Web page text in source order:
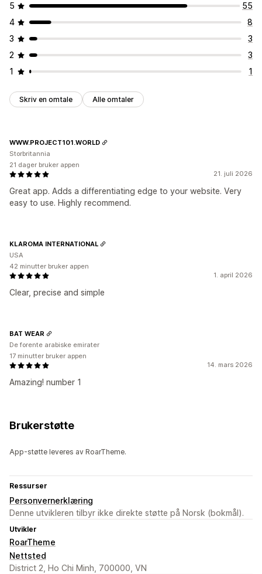
5
55
4
8
3
3
2
3
1
1
Skriv en omtale Alle omtaler
21. juli 2026
Great app. Adds a differentiating edge to your website. Very
easy to use. Highly recommend.
WWW.PROJECT101.WORLD
Storbritannia
21 dager bruker appen
1. april 2026
Clear, precise and simple
KLAROMA INTERNATIONAL
USA
42 minutter bruker appen
14. mars 2026
Amazing! number 1
BAT WEAR
De forente arabiske emirater
17 minutter bruker appen
Brukerstøtte
App-støtte leveres av RoarTheme.
Ressurser
Personvernerklæring
Denne utvikleren tilbyr ikke direkte støtte på Norsk (bokmål).
Utvikler
RoarTheme
Nettsted
District 2, Ho Chi Minh, 700000, VN